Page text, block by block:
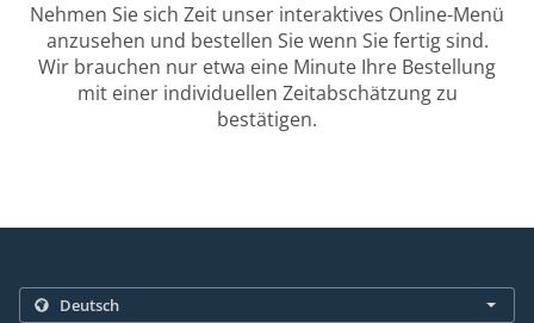
Nehmen Sie sich Zeit unser interaktives Online-Menü
anzusehen und bestellen Sie wenn Sie fertig sind.
Wir brauchen nur etwa eine Minute Ihre Bestellung
mit einer individuellen Zeitabschätzung zu
bestätigen.